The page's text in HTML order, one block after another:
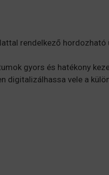
rendelkező hordozható
gyors és hatékony
digitalizálhassa vele a